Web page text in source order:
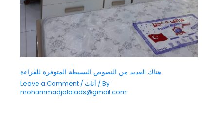
هناك العديد من النصوص البسيطة المتوفرة للقراءة
Leave a Comment / أثاث / By
mohammadjalalads@gmail.com